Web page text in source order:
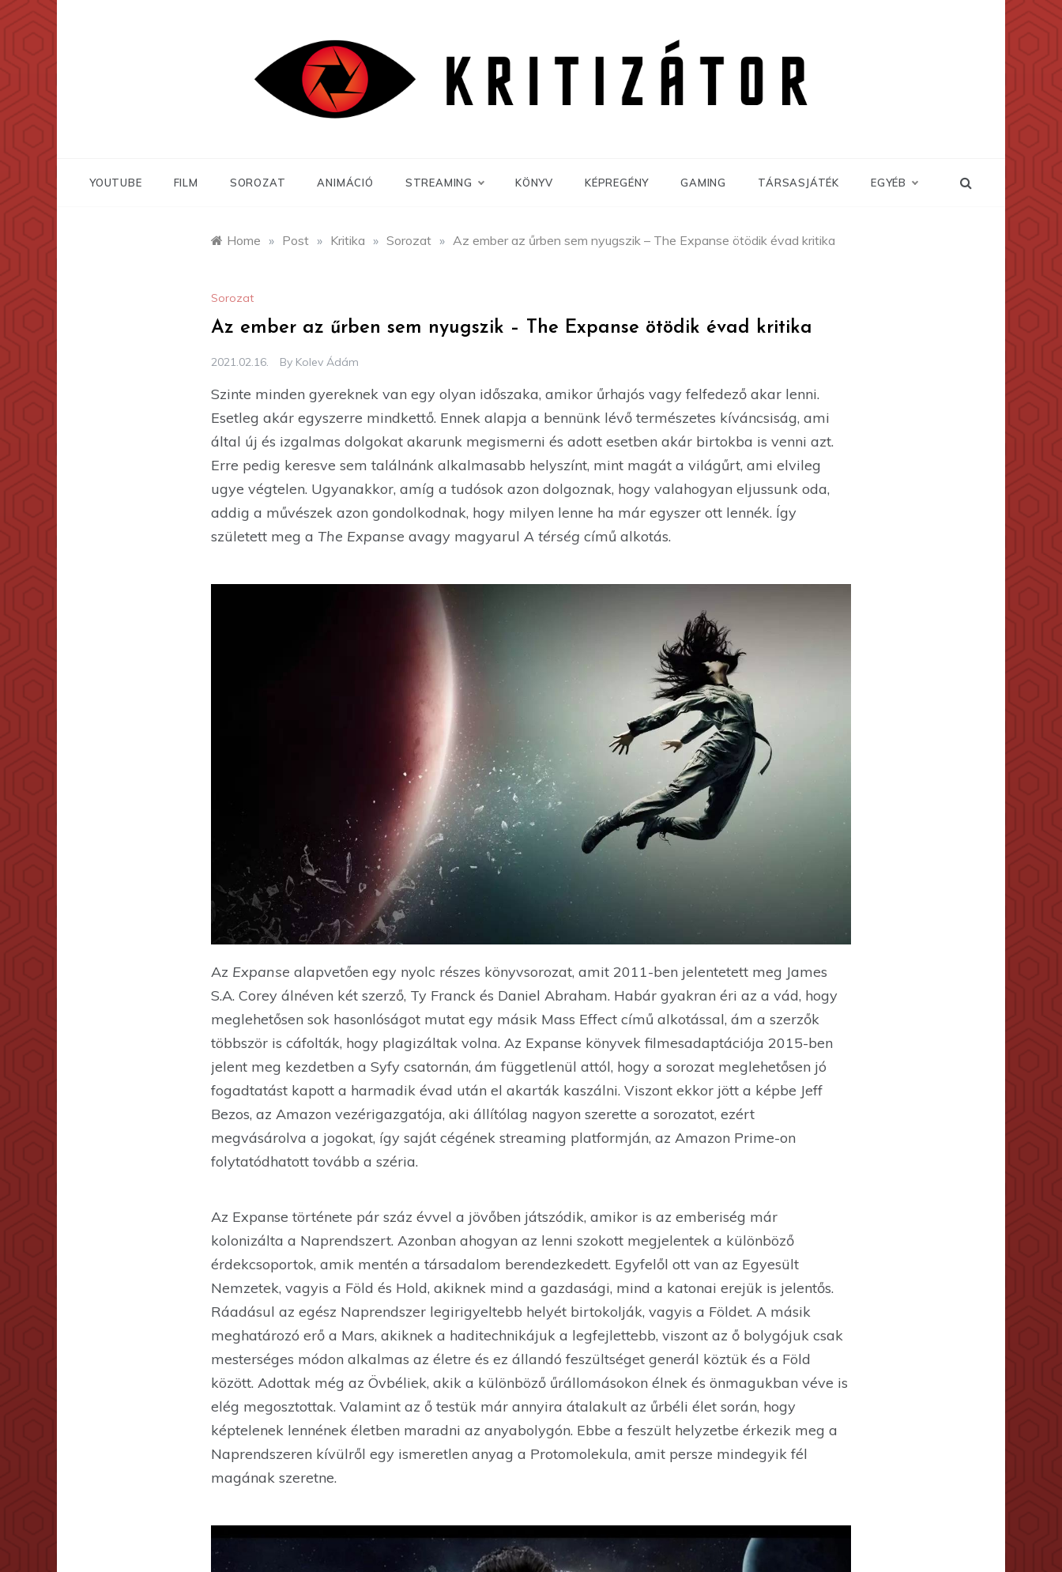
YOUTUBE FILM SOROZAT ANIMÁCIÓ STREAMING KÖNYV KÉPREGÉNY GAMING TÁRSASJÁTÉK EGYÉB
Home » Post » Kritika » Sorozat » Az ember az űrben sem nyugszik – The Expanse ötödik évad kritika
Sorozat
Az ember az űrben sem nyugszik – The Expanse ötödik évad kritika
2021.02.16. By Kolev Ádám
Szinte minden gyereknek van egy olyan időszaka, amikor űrhajós vagy felfedező akar lenni.
Esetleg akár egyszerre mindkettő. Ennek alapja a bennünk lévő természetes kíváncsiság, ami
által új és izgalmas dolgokat akarunk megismerni és adott esetben akár birtokba is venni azt.
Erre pedig keresve sem találnánk alkalmasabb helyszínt, mint magát a világűrt, ami elvileg
ugye végtelen. Ugyanakkor, amíg a tudósok azon dolgoznak, hogy valahogyan eljussunk oda,
addig a művészek azon gondolkodnak, hogy milyen lenne ha már egyszer ott lennék. Így
született meg a The Expanse avagy magyarul A térség című alkotás.
Az Expanse alapvetően egy nyolc részes könyvsorozat, amit 2011-ben jelentetett meg James
S.A. Corey álnéven két szerző, Ty Franck és Daniel Abraham. Habár gyakran éri az a vád, hogy
meglehetősen sok hasonlóságot mutat egy másik Mass Effect című alkotással, ám a szerzők
többször is cáfolták, hogy plagizáltak volna. Az Expanse könyvek filmesadaptációja 2015-ben
jelent meg kezdetben a Syfy csatornán, ám függetlenül attól, hogy a sorozat meglehetősen jó
fogadtatást kapott a harmadik évad után el akarták kaszálni. Viszont ekkor jött a képbe Jeff
Bezos, az Amazon vezérigazgatója, aki állítólag nagyon szerette a sorozatot, ezért
megvásárolva a jogokat, így saját cégének streaming platformján, az Amazon Prime-on
folytatódhatott tovább a széria.
Az Expanse története pár száz évvel a jövőben játszódik, amikor is az emberiség már
kolonizálta a Naprendszert. Azonban ahogyan az lenni szokott megjelentek a különböző
érdekcsoportok, amik mentén a társadalom berendezkedett. Egyfelől ott van az Egyesült
Nemzetek, vagyis a Föld és Hold, akiknek mind a gazdasági, mind a katonai erejük is jelentős.
Ráadásul az egész Naprendszer legirigyeltebb helyét birtokolják, vagyis a Földet. A másik
meghatározó erő a Mars, akiknek a haditechnikájuk a legfejlettebb, viszont az ő bolygójuk csak
mesterséges módon alkalmas az életre és ez állandó feszültséget generál köztük és a Föld
között. Adottak még az Övbéliek, akik a különböző űrállomásokon élnek és önmagukban véve is
elég megosztottak. Valamint az ő testük már annyira átalakult az űrbéli élet során, hogy
képtelenek lennének életben maradni az anyabolygón. Ebbe a feszült helyzetbe érkezik meg a
Naprendszeren kívülről egy ismeretlen anyag a Protomolekula, amit persze mindegyik fél
magának szeretne.